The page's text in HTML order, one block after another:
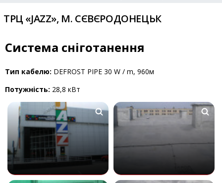
ТРЦ «JAZZ», М. СЄВЄРОДОНЕЦЬК
Система сніготанення
Тип кабелю: DEFROST PIPE 30 W / m, 960м
Потужність: 28,8 кВт